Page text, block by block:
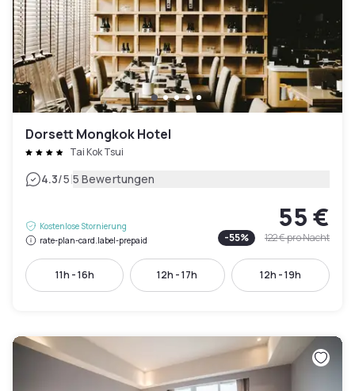
Dorsett Mongkok Hotel
Tai Kok Tsui
4.3/5|5 Bewertungen
Kostenlose Stornierung
rate-plan-card.label-prepaid
55 €
-55% 122 €pro Nacht
11h - 16h 12h - 17h 12h - 19h